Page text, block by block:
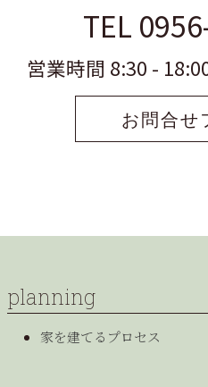
TEL
営業時間 8:30 -
お問合せ
planning
家を建てるプロセス